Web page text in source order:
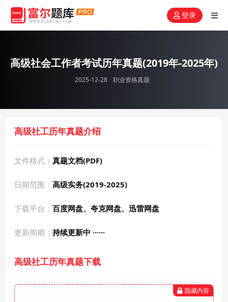
登录
高级社会工作者考试历年真题(2019年-2025年)
2025-12-28 职业资格真题
高级社工历年真题介绍
文件格式： 真题文档(PDF)
日期范围： 高级实务(2019-2025)
下载平台： 百度网盘、夸克网盘、迅雷网盘
更新周期： 持续更新中 ······
高级社工历年真题下载
隐藏内容